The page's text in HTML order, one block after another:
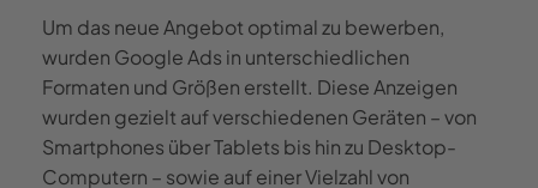
Um das neue Angebot optimal zu bewerben,
wurden Google Ads in unterschiedlichen
Formaten und Größen erstellt. Diese Anzeigen
wurden gezielt auf verschiedenen Geräten – von
Smartphones über Tablets bis hin zu Desktop-
Computern – sowie auf einer Vielzahl von